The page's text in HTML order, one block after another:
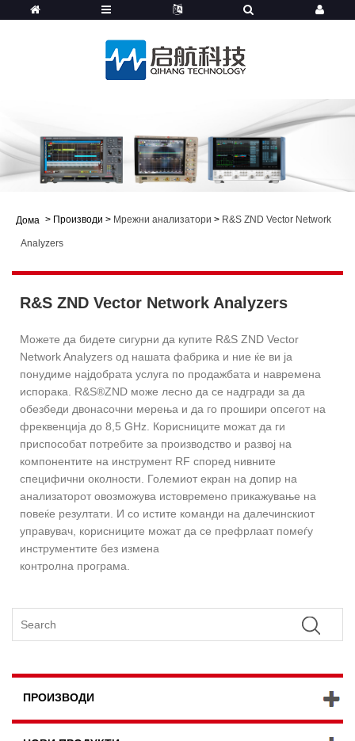
Дома > Производи > Мрежни анализатори > R&S ZND Vector Network
Analyzers
R&S ZND Vector Network Analyzers
Можете да бидете сигурни да купите R&S ZND Vector
Network Analyzers од нашата фабрика и ние ќе ви ја
понудиме најдобрата услуга по продажбата и навремена
испорака. R&S®ZND може лесно да се надгради за да
обезбеди двонасочни мерења и да го прошири опсегот на
фреквенција до 8,5 GHz. Корисниците можат да ги
приспособат потребите за производство и развој на
компонентите на инструмент RF според нивните
специфични околности. Големиот екран на допир на
анализаторот овозможува истовремено прикажување на
повеќе резултати. И со истите команди на далечинскиот
управувач, корисниците можат да се префрлаат помеѓу
инструментите без измена
контролна програма.
ПРОИЗВОДИ